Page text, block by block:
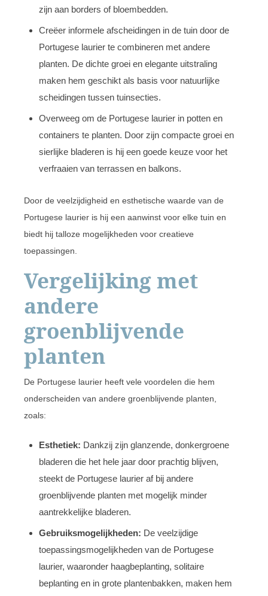
zijn aan borders of bloembedden.
Creëer informele afscheidingen in de tuin door de
Portugese laurier te combineren met andere
planten. De dichte groei en elegante uitstraling
maken hem geschikt als basis voor natuurlijke
scheidingen tussen tuinsecties.
Overweeg om de Portugese laurier in potten en
containers te planten. Door zijn compacte groei en
sierlijke bladeren is hij een goede keuze voor het
verfraaien van terrassen en balkons.
Door de veelzijdigheid en esthetische waarde van de
Portugese laurier is hij een aanwinst voor elke tuin en
biedt hij talloze mogelijkheden voor creatieve
toepassingen.
Vergelijking met
andere
groenblijvende
planten
De Portugese laurier heeft vele voordelen die hem
onderscheiden van andere groenblijvende planten,
zoals:
Esthetiek: Dankzij zijn glanzende, donkergroene
bladeren die het hele jaar door prachtig blijven,
steekt de Portugese laurier af bij andere
groenblijvende planten met mogelijk minder
aantrekkelijke bladeren.
Gebruiksmogelijkheden: De veelzijdige
toepassingsmogelijkheden van de Portugese
laurier, waaronder haagbeplanting, solitaire
beplanting en in grote plantenbakken, maken hem